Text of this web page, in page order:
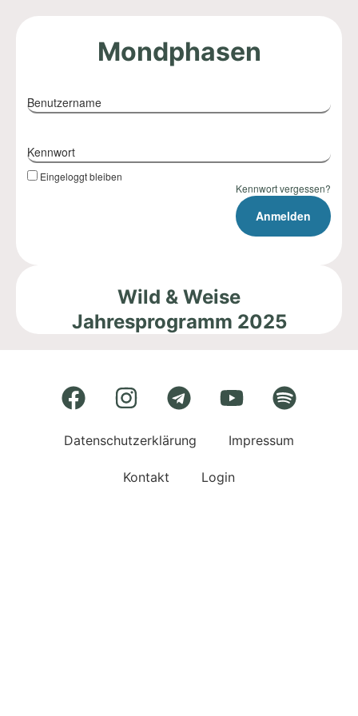
Wild & Weise
Jahresprogramm 2025
Mondphasen
Benutzername
Kennwort
Eingeloggt bleiben
Kennwort vergessen?
Datenschutzerklärung Impressum
Kontakt Login